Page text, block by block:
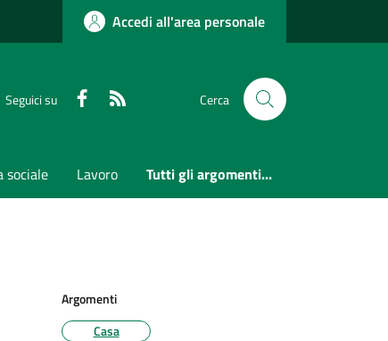
Accedi all'area personale
Seguici su Faceboook Cerca
sociale Lavoro Tutti gli argomenti...
Argomenti
Casa